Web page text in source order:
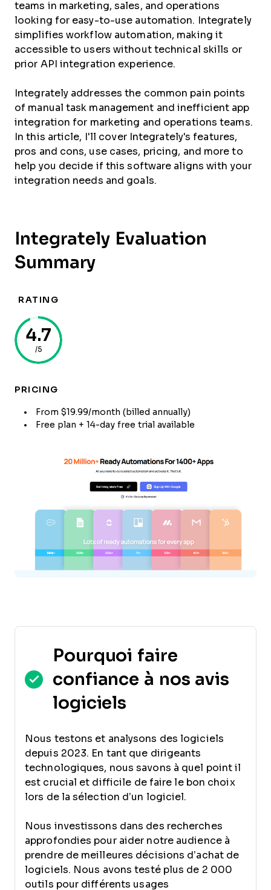
teams in marketing, sales, and operations
looking for easy-to-use automation. Integrately
simplifies workflow automation, making it
accessible to users without technical skills or
prior API integration experience.
Integrately addresses the common pain points
of manual task management and inefficient app
integration for marketing and operations teams.
In this article, I'll cover Integrately's features,
pros and cons, use cases, pricing, and more to
help you decide if this software aligns with your
integration needs and goals.
Integrately Evaluation
Summary
RATING
4.7
/5
PRICING
From $19.99/month (billed annually)
Free plan + 14-day free trial available
Pourquoi faire
confiance à nos avis
logiciels
Nous testons et analysons des logiciels
depuis 2023. En tant que dirigeants
technologiques, nous savons à quel point il
est crucial et difficile de faire le bon choix
lors de la sélection d’un logiciel.
Nous investissons dans des recherches
approfondies pour aider notre audience à
prendre de meilleures décisions d’achat de
logiciels. Nous avons testé plus de 2 000
outils pour différents usages